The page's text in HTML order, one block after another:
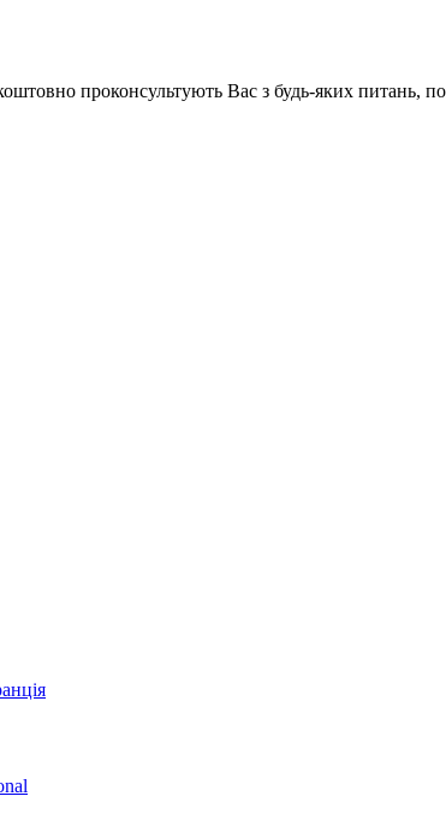
проконсультують Вас з будь-яких питань,